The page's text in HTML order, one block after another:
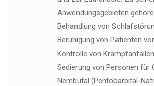
Anwendungsgebieten
Behandlung von
Beruhigung von Patienten
Kontrolle von
Sedierung von Personen für
Nembutal (Pentobarbital-